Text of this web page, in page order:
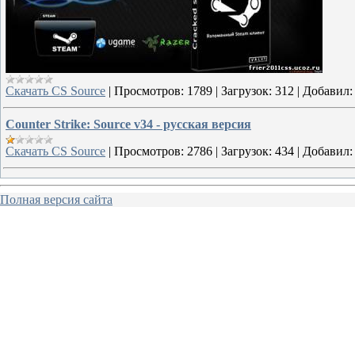
Скачать CS Source | Просмотров: 1789 | Загрузок: 312 | Добавил:
Counter Strike: Source v34 - русская версия
Скачать CS Source | Просмотров: 2786 | Загрузок: 434 | Добавил:
Полная версия сайта